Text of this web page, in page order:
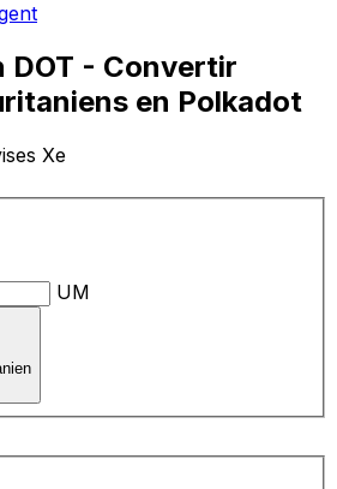
DOT - Convertir
en Polkadot
Xe
UM